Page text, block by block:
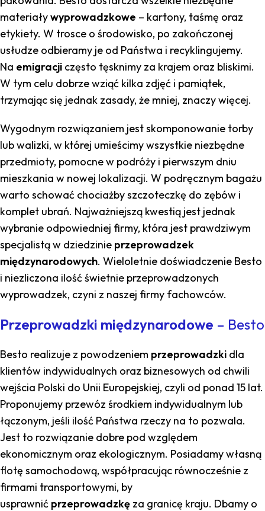
materiaływyprowadzkowe – kartony, taśmę oraz
etykiety. W trosce o środowisko, po zakończonej
usłudze odbieramy je od Państwa i recyklingujemy.
Na emigracji często tęsknimy za krajem oraz bliskimi.
W tym celu dobrze wziąć kilka zdjęć i pamiątek,
trzymając się jednak zasady, że mniej, znaczy więcej.
Wygodnym rozwiązaniem jest skomponowanie torby
lub walizki, w której umieścimy wszystkie niezbędne
przedmioty, pomocne w podróży i pierwszym dniu
mieszkania w nowej lokalizacji. W podręcznym bagażu
warto schować chociażby szczoteczkę do zębów i
komplet ubrań. Najważniejszą kwestią jest jednak
wybranie odpowiedniej firmy, która jest prawdziwym
specjalistą w dziedzinie przeprowadzek
międzynarodowych. Wieloletnie doświadczenie Besto
i niezliczona ilość świetnie przeprowadzonych
wyprowadzek, czyni z naszej firmy fachowców.
Przeprowadzki międzynarodowe – Besto
Besto realizuje z powodzeniem przeprowadzki dla
klientów indywidualnych oraz biznesowych od chwili
wejścia Polski do Unii Europejskiej, czyli od ponad 15 lat.
Proponujemy przewóz środkiem indywidualnym lub
łączonym, jeśli ilość Państwa rzeczy na to pozwala.
Jest to rozwiązanie dobre pod względem
ekonomicznym oraz ekologicznym. Posiadamy własną
flotę samochodową, współpracując równocześnie z
firmami transportowymi, by
usprawnić przeprowadzkę za granicę kraju. Dbamy o